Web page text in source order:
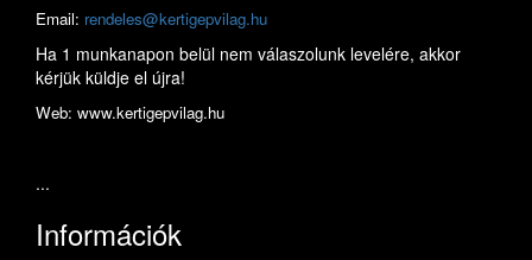
Email: rendeles@kertigepvilag.hu
Ha 1 munkanapon belül nem válaszolunk levelére, akkor
kérjük küldje el újra!
Web: www.kertigepvilag.hu
...
Információk